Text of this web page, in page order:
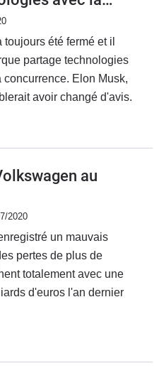
été fermé et il
partage technologies
Elon Musk,
avoir changé d'avis.
au
2020
un mauvais
pertes de plus de
totalement avec une
d'euros l'an dernier